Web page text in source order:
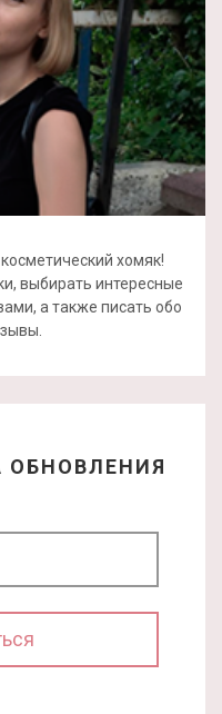
хомяк!
выбирать интересные
а также писать обо